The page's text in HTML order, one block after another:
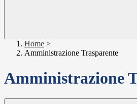
Home >
Amministrazione Trasparente
Amministrazione